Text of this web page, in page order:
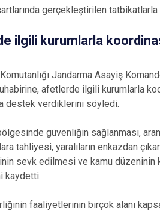
gerçekleştirilen
ilgili kurumlarla
Jandarma Asayiş
afetlerde ilgili kurumlarla
destek verdiklerini söyledi.
güvenliğin sağlanması,
tahliyesi, yaralıların enkazdan
sevk edilmesi ve kamu düzeninin
kaydetti.
faaliyetlerinin birçok alanı